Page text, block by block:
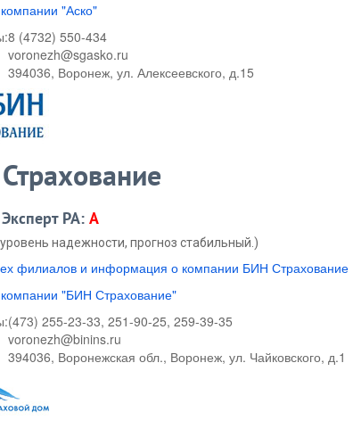
"Аско"
8 (4732) 550-434
voronezh@sgasko.ru
394036, Воронеж, ул. Алексеевского, д.15
РА: A
надежности, прогноз стабильный.)
филиалов и информация о компании БИН Страхование
"БИН Страхование"
(473) 255-23-33, 251-90-25, 259-39-35
voronezh@binins.ru
394036, Воронежская обл., Воронеж, ул. Чайковского, д.1